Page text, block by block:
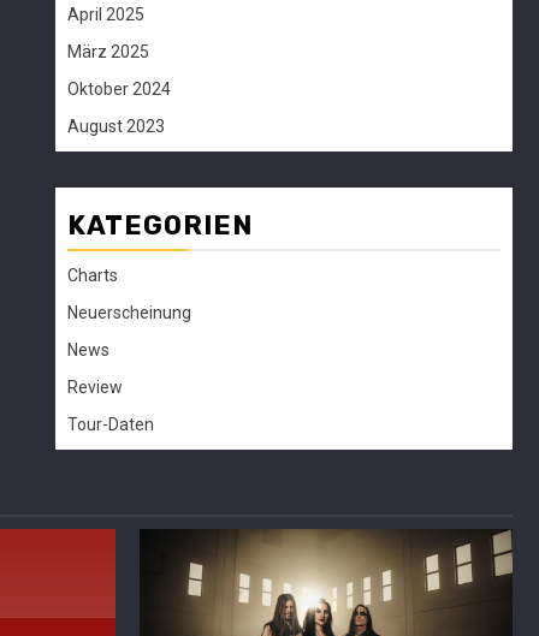
April 2025
März 2025
Oktober 2024
August 2023
KATEGORIEN
Charts
Neuerscheinung
News
Review
Tour-Daten